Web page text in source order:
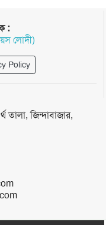
:
লোদী)
Policy
তালা, জিন্দাবাজার,